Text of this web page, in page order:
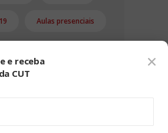
Aulas presenciais
e receba
CUT